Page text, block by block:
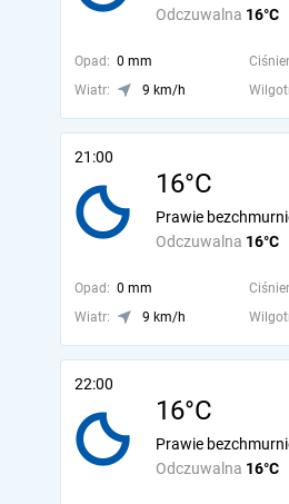
Odczuwalna 16°C
Opad: 0 mm
Wiatr:
9 km/h
21:00
16°C
Odczuwalna 16°C
Prawie
Opad: 0 mm
Wiatr:
9 km/h
22:00
16°C
Odczuwalna 16°C
Prawie